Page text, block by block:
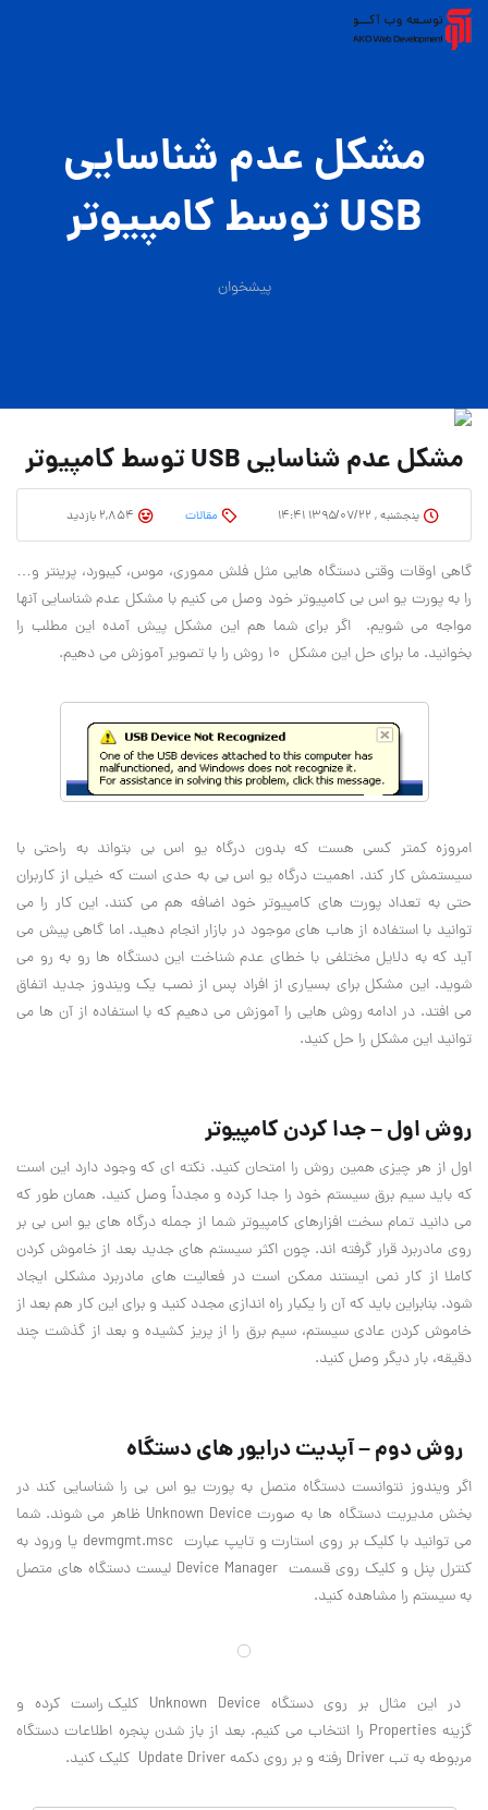
مشکل عدم شناسایی
USB توسط کامپیوتر
پیشخوان
مشکل عدم شناسایی USB توسط کامپیوتر
پنجشنبه , ۱۳۹۵/۰۷/۲۲ ۱۴:۴۱ مقالات
گاهی اوقات وقتی دستگاه هایی مثل فلش مموری، موس، کیبورد، پرینتر و…
را به پورت یو اس بی کامپیوتر خود وصل می کنیم با مشکل عدم شناسایی آنها
مواجه می شویم. اگر برای شما هم این مشکل پیش آمده این مطلب را
بخوانید. ما برای حل این مشکل ۱۰ روش را با تصویر آموزش می دهیم
.
امروزه کمتر کسی هست که بدون درگاه یو اس بی بتواند به راحتی با
سیستمش کار کند. اهمیت درگاه یو اس بی به حدی است که خیلی از کاربران
حتی به تعداد پورت های کامپیوتر خود اضافه هم می کنند. این کار را می
توانید با استفاده از هاب های موجود در بازار انجام دهید. اما گاهی پیش می
آید که به دلایل مختلفی با خطای عدم شناخت این دستگاه ها رو به رو می
شوید. این مشکل برای بسیاری از افراد پس از نصب یک ویندوز جدید اتفاق
می افتد. در ادامه روش هایی را آموزش می دهیم که با استفاده از آن ها می
توانید این مشکل را حل کنید.
روش اول – جدا کردن کامپیوتر
اول از هر چیزی همین روش را امتحان کنید. نکته ای که وجود دارد این است
که باید سیم برق سیستم خود را جدا کرده و مجدداً وصل کنید. همان طور که
می دانید تمام سخت افزارهای کامپیوتر شما از جمله درگاه های یو اس بی بر
روی مادربرد قرار گرفته اند. چون اکثر سیستم های جدید بعد از خاموش کردن
کاملا از کار نمی ایستند ممکن است در فعالیت های مادربرد مشکلی ایجاد
شود. بنابراین باید که آن را یکبار راه اندازی مجدد کنید و برای این کار هم بعد از
خاموش کردن عادی سیستم، سیم برق را از پریز کشیده و بعد از گذشت چند
دقیقه، بار دیگر وصل کنید.
روش دوم – آپدیت درایور های دستگاه
اگر ویندوز نتوانست دستگاه متصل به پورت یو اس بی را شناسایی کند در
بخش مدیریت دستگاه ها به صورتUnknown Device ظاهر می شوند. شما
می توانید با کلیک بر روی استارت و تایپ عبارت devmgmt.mscیا ورود به
کنترل پنل و کلیک روی قسمت Device Manager لیست دستگاه های متصل
به سیستم را مشاهده کنید.
در این مثال بر روی دستگاه Unknown Deviceکلیک راست کرده و
گزینه Properties را انتخاب می کنیم. بعد از باز شدن پنجره اطلاعات دستگاه
مربوطه به تبDriver رفته و بر روی دکمهUpdate Driver کلیک کنید.